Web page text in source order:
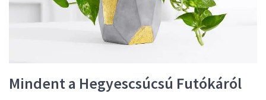
Mindent a Hegyescsúcsú Futókáról